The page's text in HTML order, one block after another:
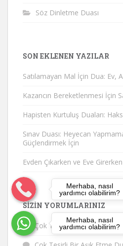
Merhaba, nasıl
yardımcı olabilirim?
Merhaba, nasıl
yardımcı olabilirim?
Söz Dinletme Duası
SON EKLENEN YAZILAR
Satılamayan Mal İçin Dua: Ev,
Kazancın Bereketlenmesi İçin
Hapisten Kurtuluş Duaları:
Sınav Duası: Heyecan
Güçlendirmek İçin
Evden Çıkarken ve Eve
SIZIN YORUMLARINIZ
Çok Tesirli Bir Aşık Etme